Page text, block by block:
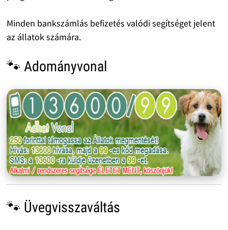
Minden bankszámlás befizetés valódi segítséget jelent
az állatok számára.
🐾 Adományvonal
🐾 Üvegvisszaváltás